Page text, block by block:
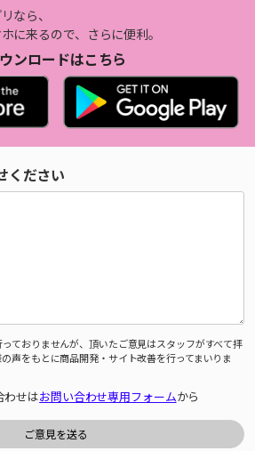
なら、
に来るので、さらに便利。
ンロードはこちら
ください
ておりませんが、頂いたご意見はスタッフがすべて拝
声をもとに商品開発・サイト改善を行ってまいりま
わせはお問い合わせ専用フォームから